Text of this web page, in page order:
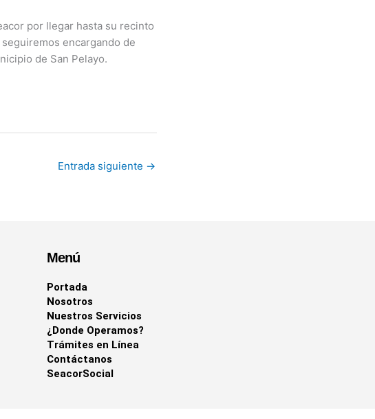
por llegar hasta su recinto
encargando de
de San Pelayo.
Entrada siguiente →
Menú
Portada
Nosotros
Nuestros Servicios
¿Donde Operamos?
Trámites en Línea
Contáctanos
SeacorSocial